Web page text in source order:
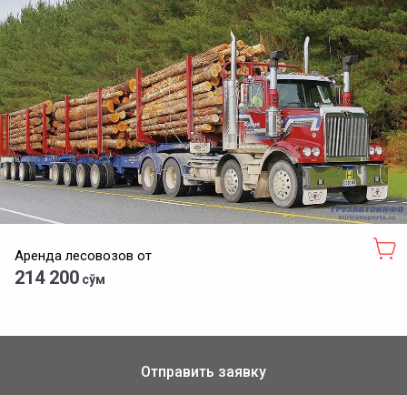
Аренда лесовозов от
214 200 сўм
Отправить заявку